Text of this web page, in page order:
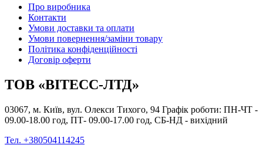
Про виробника
Контакти
Умови доставки та оплати
Умови повернення/заміни товару
Політика конфіденційності
Договір оферти
ТОВ «ВІТЕСС-ЛТД»
03067, м. Київ, вул. Олекси Тихого, 94 Графік роботи: ПН-ЧТ -
09.00-18.00 год, ПТ- 09.00-17.00 год, СБ-НД - вихідний
Тел. +380504114245